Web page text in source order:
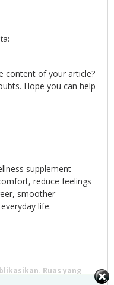
content of your article?
Hope you can help
supplement
reduce feelings
smoother
everyday life.
Ruas yang